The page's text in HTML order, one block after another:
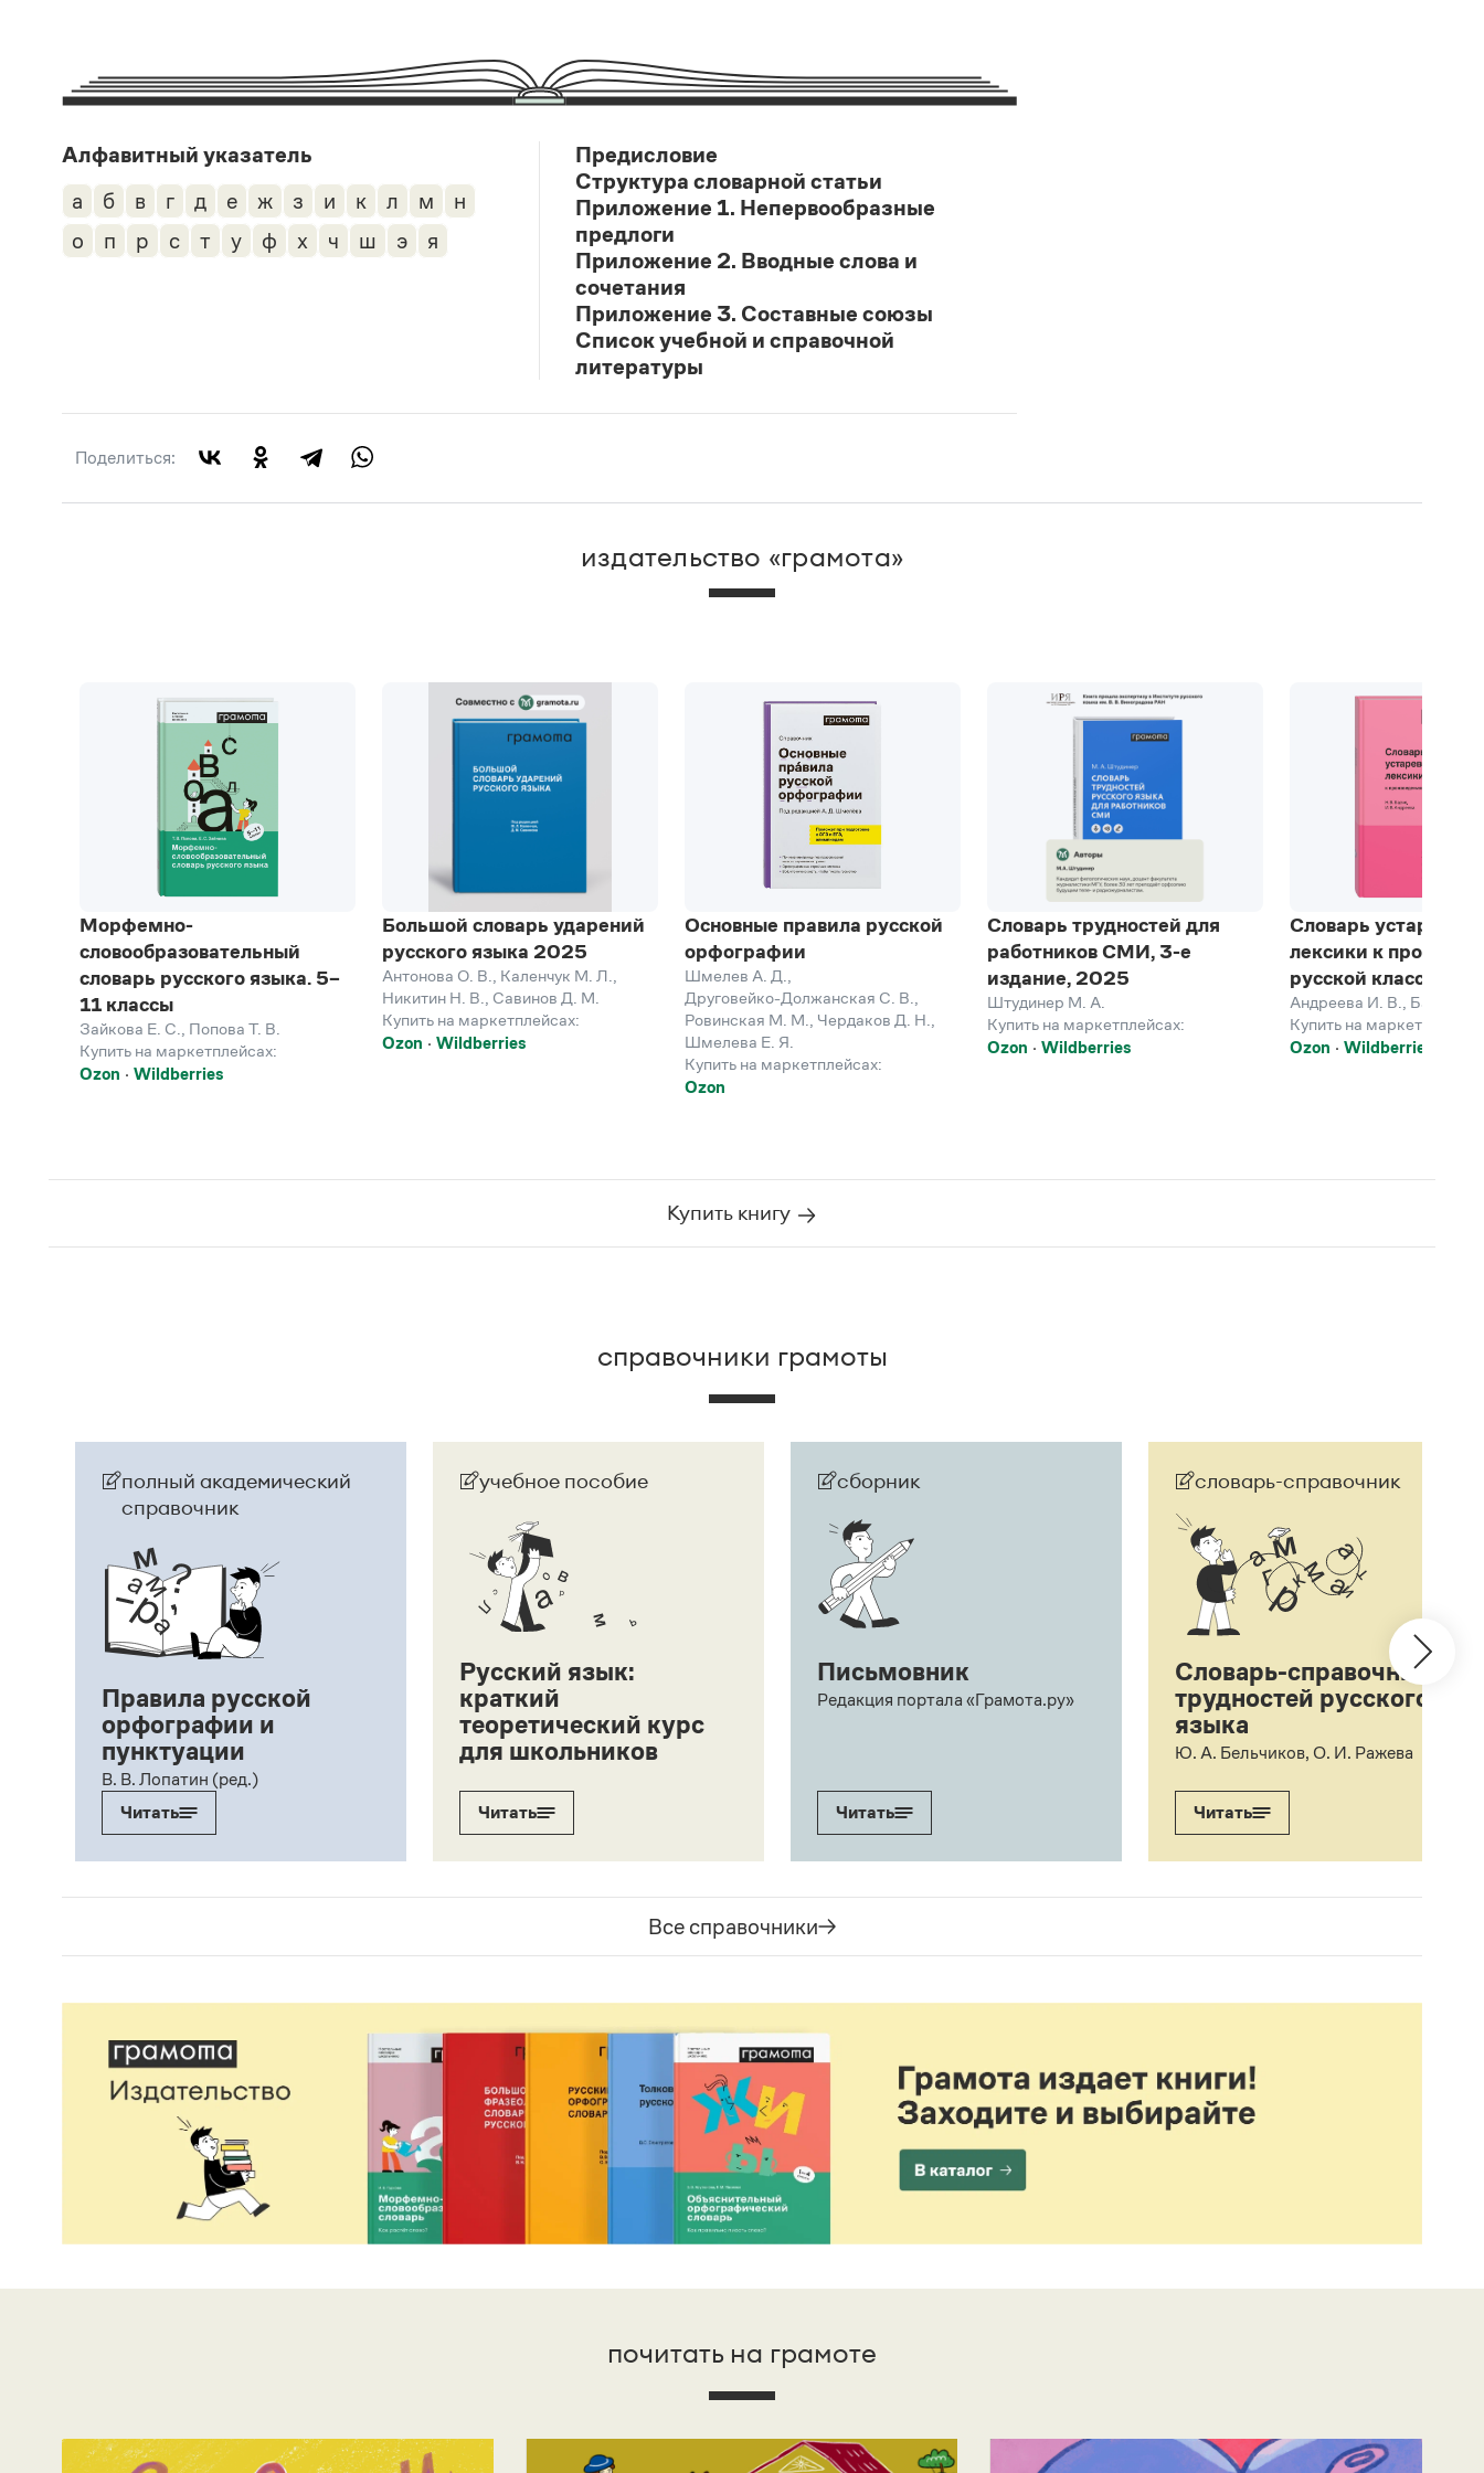
Алфавитный указатель
а
б в г д е ж з и к л м
н
о
п р с т у ф х ч ш э я
Предисловие
Структура словарной статьи
Приложение 1. Непервообразные
предлоги
Приложение 2. Вводные слова и
сочетания
Приложение 3. Составные союзы
Список учебной и справочной
литературы
Поделиться:
издательство «грамота»
Морфемно-
словообразовательный
словарь русского языка. 5–
11 классы
Зайкова Е. С.
Попова Т. В.
Купить на маркетплейсах:
Ozon
Wildberries
Большой словарь ударений
русского языка 2025
Антонова О. В. Каленчук М. Л.
Никитин Н. В.
Савинов Д. М.
Купить на маркетплейсах:
Ozon
Wildberries
Основные правила русской
орфографии
Шмелев А. Д.
Друговейко-Должанская С. В.
Ровинская М. М.
Чердаков Д. Н.
Шмелева Е. Я.
Купить на маркетплейсах:
Ozon
Словарь трудностей для
работников СМИ, 3-е
издание, 2025
Штудинер М. А.
Купить на маркетплейсах:
Ozon
Wildberries
Словарь
лексики к
русской классики
Андреева И. В.
Баско Н.
Купить на
Ozon
Wildberries
Купить книгу
справочники грамоты
полный академический
справочник
Правила русской
орфографии и
пунктуации
В. В. Лопатин (ред.)
Читать
учебное пособие
Русский язык:
краткий
теоретический курс
для школьников
Читать
сборник
Письмовник
Редакция портала «Грамота.ру»
Читать
словарь-справочник
Словарь-справочник
трудностей русского
языка
Ю. А. Бельчиков, О. И. Ражева
Читать
Все справочники
почитать на грамоте